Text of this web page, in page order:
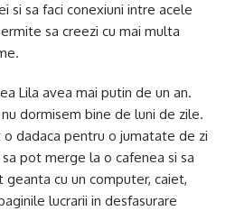
si sa faci conexiuni intre acele
sa creezi cu mai multa
Lila avea mai putin de un an.
nu dormisem bine de luni de zile.
o dadaca pentru o jumatate de zi
pot merge la o cafenea si sa
cu un computer, caiet,
lucrarii in desfasurare